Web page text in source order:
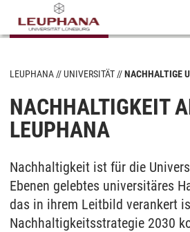
LEUPHANA UNIVERSITÄT NACHHALTIGE
NACHHALTIGKEIT
LEUPHANA
Nachhaltigkeit ist für die
Ebenen gelebtes universitäres
das in ihrem Leitbild verankert
Nachhaltigkeitsstrategie 2030